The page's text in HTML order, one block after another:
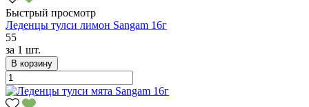
Быстрый просмотр
Леденцы тулси лимон Sangam 16г
55
за 1 шт.
В корзину